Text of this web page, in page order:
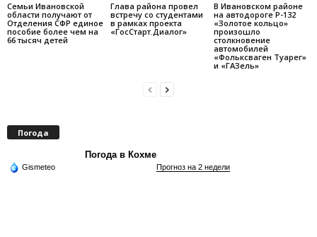
Семьи Ивановской
области получают от
Отделения СФР единое
пособие более чем на
66 тысяч детей
Глава района провел
встречу со студентами
в рамках проекта
«ГосСтарт.Диалог»
В Ивановском районе
на автодороге Р-132
«Золотое кольцо»
произошло
столкновение
автомобилей
«Фольксваген Туарег»
и «ГАЗель»
Погода
Погода в Кохме
Gismeteo Прогноз на 2 недели